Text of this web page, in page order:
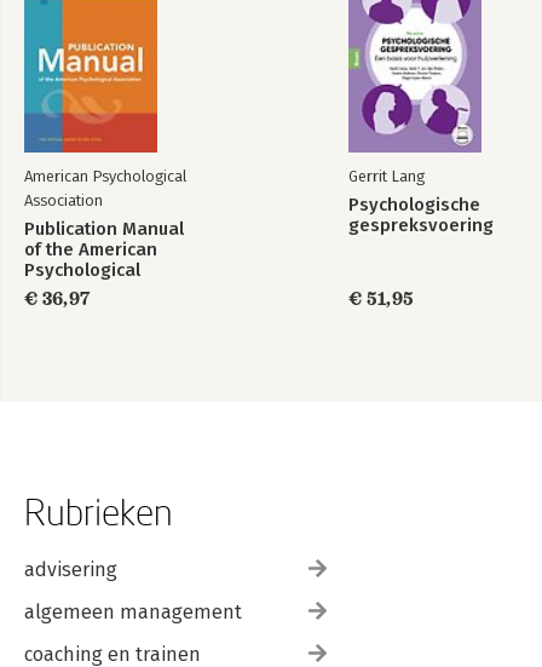
American Psychological
Association
Publication Manual
of the American
Psychological
Association 2020
€ 36,97
Gerrit Lang
Psychologische
gespreksvoering
€ 51,95
Rubrieken
advisering
algemeen management
coaching en trainen